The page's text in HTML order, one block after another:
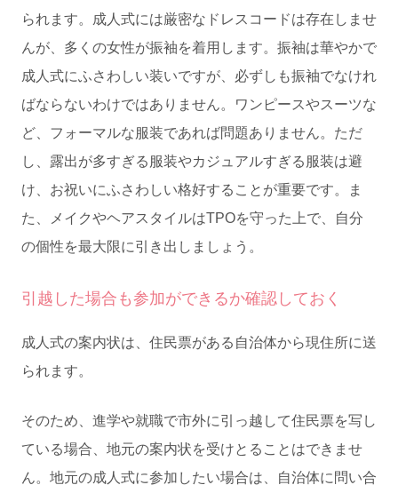
られます。成人式には厳密なドレスコードは存在しませ
んが、多くの女性が振袖を着用します。振袖は華やかで
成人式にふさわしい装いですが、必ずしも振袖でなけれ
ばならないわけではありません。ワンピースやスーツな
ど、フォーマルな服装であれば問題ありません。ただ
し、露出が多すぎる服装やカジュアルすぎる服装は避
け、お祝いにふさわしい格好することが重要です。ま
た、メイクやヘアスタイルはTPOを守った上で、自分
の個性を最大限に引き出しましょう。
引越した場合も参加ができるか確認しておく
成人式の案内状は、住民票がある自治体から現住所に送
られます。
そのため、進学や就職で市外に引っ越して住民票を写し
ている場合、地元の案内状を受けとることはできませ
ん。地元の成人式に参加したい場合は、自治体に問い合